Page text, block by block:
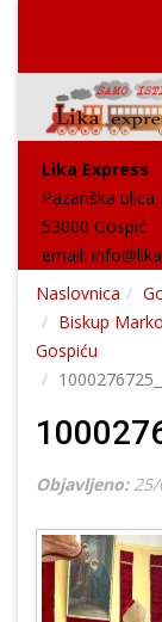
Lika Express
Pazariška ulica
53000 Gospić
email:
Naslovnica
Biskup
Gospiću
Objavljeno: